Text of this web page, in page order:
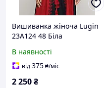
Вишиванка жіноча Lugin
23А124 48 Біла
В наявності
від375₴/міс
2 250₴